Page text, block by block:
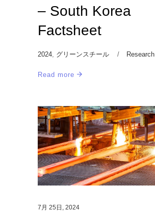
– South Korea
Factsheet
2024 グリーンスチール Research
Read more
7月 25日, 2024